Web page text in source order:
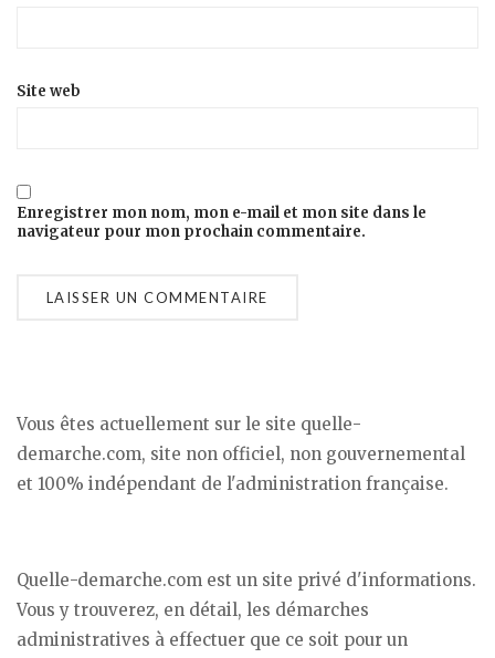
Site web
Enregistrer mon nom, mon e-mail et mon site dans le
navigateur pour mon prochain commentaire.
Vous êtes actuellement sur le site quelle-
demarche.com, site non officiel, non gouvernemental
et 100% indépendant de l'administration française.
Quelle-demarche.com est un site privé d'informations.
Vous y trouverez, en détail, les démarches
administratives à effectuer que ce soit pour un